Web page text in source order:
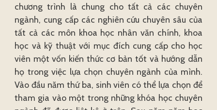
chương trình là chung cho tất cả các chuyên
ngành, cung cấp các nghiên cứu chuyên sâu của
tất cả các môn khoa học nhân văn chính, khoa
học và kỹ thuật với mục đích cung cấp cho học
viên một vốn kiến thức cơ bản tốt và hướng dẫn
họ trong việc lựa chọn chuyên ngành của mình.
Vào đầu năm thứ ba, sinh viên có thể lựa chọn để
tham gia vào một trong những khóa học chuyên